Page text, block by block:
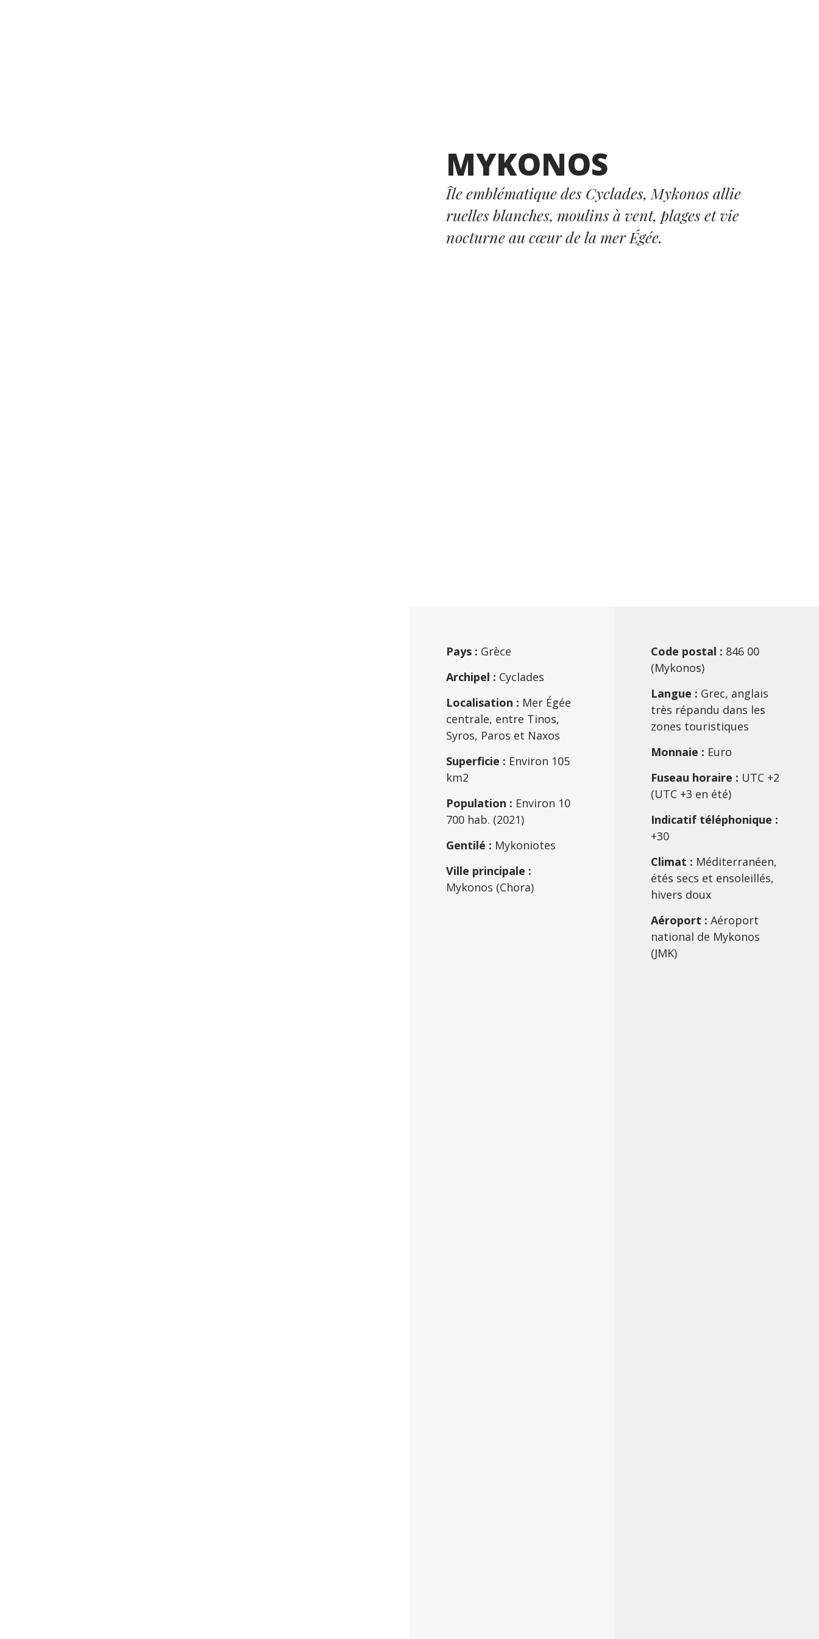
MYKONOS
Île emblématique des Cyclades, Mykonos allie
ruelles blanches, moulins à vent, plages et vie
nocturne au cœur de la mer Égée.
Pays : Grèce
Archipel : Cyclades
Localisation : Mer Égée
centrale, entre Tinos,
Syros, Paros et Naxos
Superficie : Environ 105
km2
Population : Environ 10
700 hab. (2021)
Gentilé : Mykoniotes
Ville principale :
Mykonos (Chora)
Code postal : 846 00
(Mykonos)
Langue : Grec, anglais
très répandu dans les
zones touristiques
Monnaie : Euro
Fuseau horaire : UTC +2
(UTC +3 en été)
Indicatif téléphonique :
+30
Climat : Méditerranéen,
étés secs et ensoleillés,
hivers doux
Aéroport : Aéroport
national de Mykonos
(JMK)